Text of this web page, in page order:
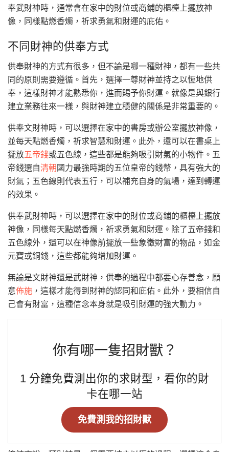
奉武財神時，通常會在家中的財位或商鋪的櫃檯上擺放神
像，同樣點燃香燭，祈求勇氣和財運的庇佑。
不同財神的供奉方式
供奉財神的方式有很多，但不論是哪一種財神，都有一些共
同的原則需要遵循。首先，選擇一尊財神並持之以恆地供
奉，這樣財神才能熟悉你，進而賜予你財運。就像是與銀行
建立業務往來一樣，與財神建立穩健的關係是非常重要的。
供奉文財神時，可以選擇在家中的書房或辦公室擺放神像，
並每天點燃香燭，祈求智慧和財運。此外，還可以在書桌上
擺放五帝錢或五色線，這些都是能夠吸引財氣的小物件。五
帝錢選自清朝 國力最強時期的五位皇帝的錢幣，具有強大的
財氣；五色線則代表五行，可以補充自身的氣場，達到轉運
的效果。
供奉武財神時，可以選擇在家中的財位或商鋪的櫃檯上擺放
神像，同樣每天點燃香燭，祈求勇氣和財運。除了五帝錢和
五色線外，還可以在神像前擺放一些象徵財富的物品，如金
元寶或銅錢，這些都能夠增加財運。
無論是文財神還是武財神，供奉的過程中都要心存善念，願
意佈施 ，這樣才能得到財神的認同和庇佑。此外，要相信自
己會有財富，這種信念本身就是吸引財運的強大動力。
你有哪一隻招財獸？
1 分鐘免費測出你的求財型，看你的財
卡在哪一站
免費測我的招財獸